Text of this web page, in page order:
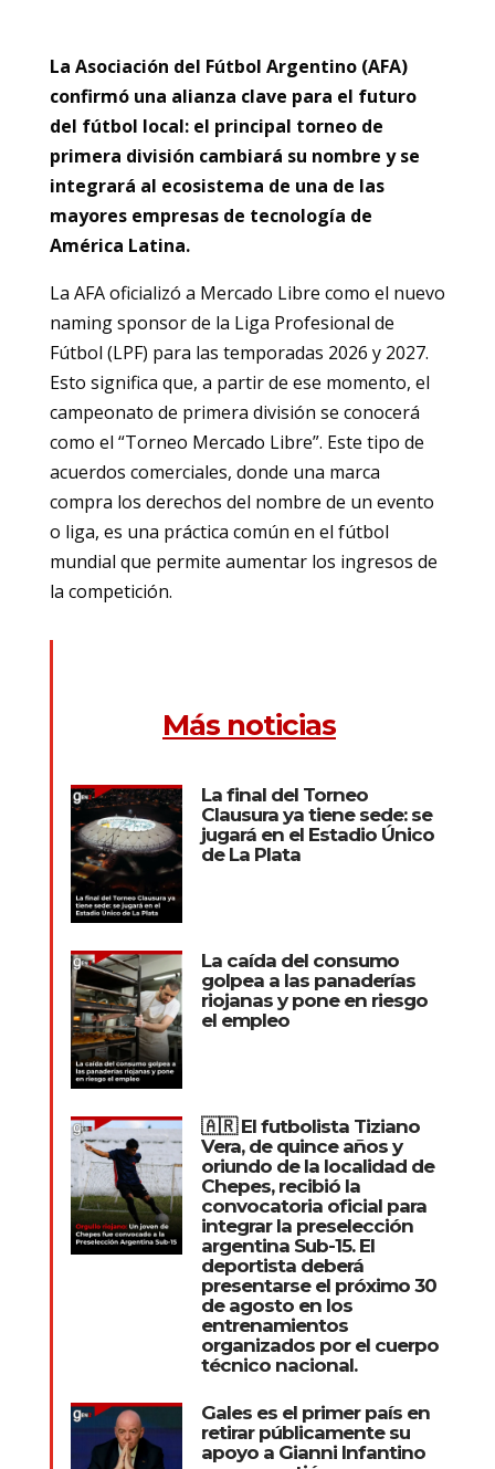
La Asociación del Fútbol Argentino (AFA)
confirmó una alianza clave para el futuro
del fútbol local: el principal torneo de
primera división cambiará su nombre y se
integrará al ecosistema de una de las
mayores empresas de tecnología de
América Latina.
La AFA oficializó a Mercado Libre como el nuevo
naming sponsor de la Liga Profesional de
Fútbol (LPF) para las temporadas 2026 y 2027.
Esto significa que, a partir de ese momento, el
campeonato de primera división se conocerá
como el “Torneo Mercado Libre”. Este tipo de
acuerdos comerciales, donde una marca
compra los derechos del nombre de un evento
o liga, es una práctica común en el fútbol
mundial que permite aumentar los ingresos de
la competición.
Más noticias
La final del Torneo
Clausura ya tiene sede: se
jugará en el Estadio Único
de La Plata
La caída del consumo
golpea a las panaderías
riojanas y pone en riesgo
el empleo
🇦🇷 El futbolista Tiziano
Vera, de quince años y
oriundo de la localidad de
Chepes, recibió la
convocatoria oficial para
integrar la preselección
argentina Sub-15. El
deportista deberá
presentarse el próximo 30
de agosto en los
entrenamientos
organizados por el cuerpo
técnico nacional.
Gales es el primer país en
retirar públicamente su
apoyo a Gianni Infantino